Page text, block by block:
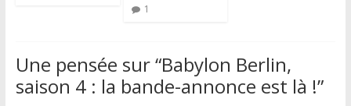
1
Une pensée sur “Babylon Berlin,
saison 4 : la bande-annonce est là !”